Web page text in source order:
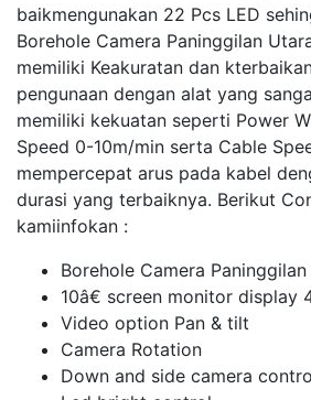
baikmengunakan 22 Pcs LED
Borehole Camera Paninggilan
memiliki Keakuratan dan
pengunaan dengan alat yang
memiliki kekuatan seperti Power
Speed 0-10m/min serta Cable
mempercepat arus pada kabel
durasi yang terbaiknya. Berikut
kamiinfokan :
Borehole Camera
10â€ screen monitor display
Video option Pan & tilt
Camera Rotation
Down and side camera